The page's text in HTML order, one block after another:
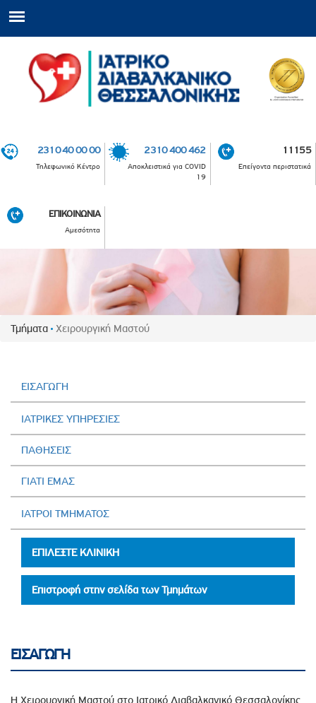
2310 40 00 00
Τηλεφωνικό Κέντρο
2310 400 462
Αποκλειστικά για COVID
19
11155
Επείγοντα περιστατικά
ΕΠΙΚΟΙΝΩΝΙΑ
Αμεσότητα
Τμήματα Χειρουργική Μαστού
ΕΙΣΑΓΩΓΗ
ΙΑΤΡΙΚΕΣ ΥΠΗΡΕΣΙΕΣ
ΠΑΘΗΣΕΙΣ
ΓΙΑΤΙ ΕΜΑΣ
ΙΑΤΡΟΙ ΤΜΗΜΑΤΟΣ
ΕΠΙΛΕΞΤΕ ΚΛΙΝΙΚΗ
Επιστροφή στην σελίδα των Τμημάτων
ΕΙΣΑΓΩΓΗ
Η Χειρουργική Μαστού στο Ιατρικό Διαβαλκανικό Θεσσαλονίκης